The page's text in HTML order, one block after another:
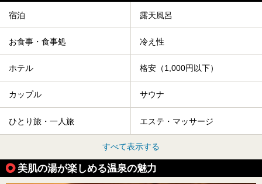
宿泊 露天風呂
お食事・食事処 冷え性
ホテル 格安（1,000円以下）
カップル サウナ
ひとり旅・一人旅 エステ・マッサージ
すべて表示する
美肌の湯が楽しめる温泉の魅力